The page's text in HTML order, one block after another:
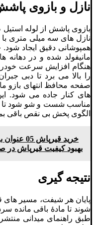
نازل و بازوی
بازوی پاشش از لوله
نازل ‌های سه میلی ‌متری
همپوشانی دقیق ایجاد
مانیفولد شده و در دهانه‌
هنگام افزایش سرعت
را بالا می ‌برد تا دبی
صفحه محافظ انتهای بازو
های کنار جاده می ‌شود.
مناسب شست‌ و شو شود تا
الگوی پخش بی‌ نقص باقی
خرید
بهبود کیفیت قیرپاش در
نتیجه گیری
پایان هر شیفت، مسیر های
شوند تا مادهٔ باقی ‌مانده